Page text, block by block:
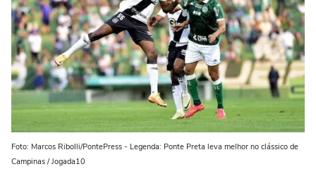
Foto: Marcos Ribolli/PontePress - Legenda: Ponte Preta leva melhor no clássico de
Campinas / Jogada10